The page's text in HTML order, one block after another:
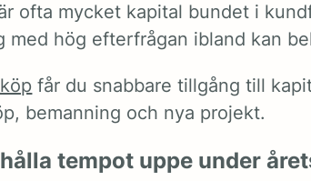
ofta mycket kapital bundet i
med hög efterfrågan ibland kan
får du snabbare tillgång till
bemanning och nya projekt.
tempot uppe under